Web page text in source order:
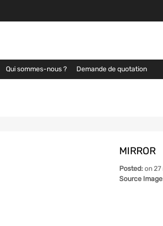
Qui sommes-nous ? Demande de quotation
MIRROR
Posted: on27
Source